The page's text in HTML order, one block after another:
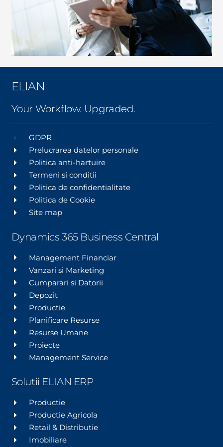
ELIAN
Your Workflow. Upgraded.
GDPR
Prelucrarea datelor personale
Politica anti-hartuire
Termeni si conditii
Politica de confidentialitate
Politica de Cookie
Site map
Dynamics 365 Business Central
Management Financiar
Vanzari si Marketing
Cumparari si Datorii
Depozit
Productie
Planificare Resurse
Resurse Umane
Proiecte
Management Service
Solutii ELIAN ERP
Productie
Productie Agricola
Retail & Distributie
Imobiliare